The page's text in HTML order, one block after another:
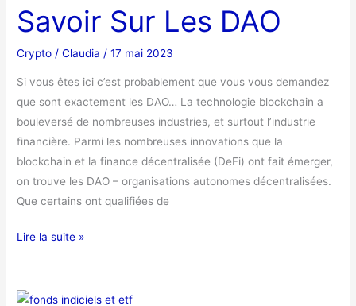
Savoir Sur Les DAO
Crypto /Claudia/17 mai 2023
Si vous êtes ici c’est probablement que vous vous demandez
que sont exactement les DAO… La technologie blockchain a
bouleversé de nombreuses industries, et surtout l’industrie
financière. Parmi les nombreuses innovations que la
blockchain et la finance décentralisée (DeFi) ont fait émerger,
on trouve les DAO – organisations autonomes décentralisées.
Que certains ont qualifiées de
Sur
DAO
Lire la suite »
Comment